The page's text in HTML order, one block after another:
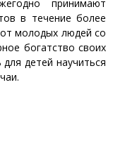
принимают
в течение более
молодых людей со
богатство своих
детей научиться